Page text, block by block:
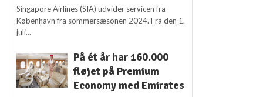
Singapore Airlines (SIA) udvider servicen fra
København fra sommersæsonen 2024. Fra den 1.
juli...
På ét år har 160.000
fløjet på Premium
Economy med Emirates